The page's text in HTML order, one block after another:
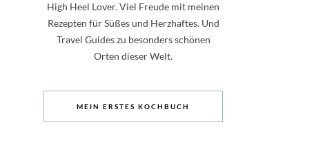
High Heel Lover. Viel Freude mit meinen
Rezepten für Süßes und Herzhaftes. Und
Travel Guides zu besonders schönen
Orten dieser Welt.
MEIN ERSTES KOCHBUCH